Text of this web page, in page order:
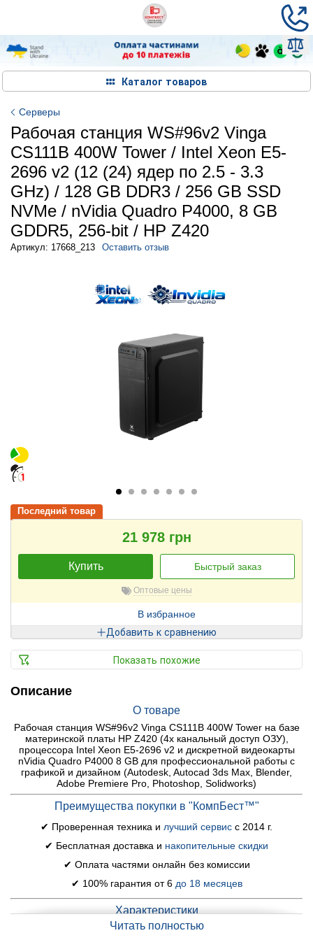
Каталог товаров
Серверы
Рабочая станция WS#96v2 Vinga
CS111B 400W Tower / Intel Xeon E5-
2696 v2 (12 (24) ядер по 2.5 - 3.3
GHz) / 128 GB DDR3 / 256 GB SSD
NVMe / nVidia Quadro P4000, 8 GB
GDDR5, 256-bit / HP Z420
Артикул: 17668_213 Оставить отзыв
Последний товар
21 978 грн
Купить Быстрый заказ
Оптовые цены
В избранное
Добавить к сравнению
Показать похожие
Описание
О товаре
Рабочая станция WS#96v2 Vinga CS111B 400W Tower на базе
материнской платы HP Z420 (4х канальный доступ ОЗУ),
процессора Intel Xeon E5-2696 v2 и дискретной видеокарты
nVidia Quadro P4000 8 GB для профессиональной работы с
графикой и дизайном (Autodesk, Autocad 3ds Max, Blender,
Adobe Premiere Pro, Photoshop, Solidworks)
Преимущества покупки в "КомпБест™"
✔ Проверенная техника и лучший сервис с 2014 г.
✔ Бесплатная доставка и накопительные скидки
✔ Оплата частями онлайн без комиссии
✔ 100% гарантия от 6 до 18 месяцев
Характеристики
WS#96v2 Vinga CS111B 400W Tower
Читать полностью